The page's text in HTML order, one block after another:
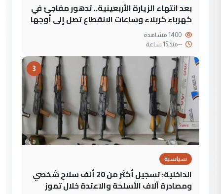
بعد انتهاء الزيارة الأربعينية.. تدهور مفاجئ في
كهرباء كربلاء وساعات الانقطاع تصل إلى أوجها
--منذ 15 ساعة
3
سياسية
الداخلية: تسجيل أكثر من 20 ألف سلاح شخصي
ومصادرة آلاف الأسلحة والاعتدة خلال تموز